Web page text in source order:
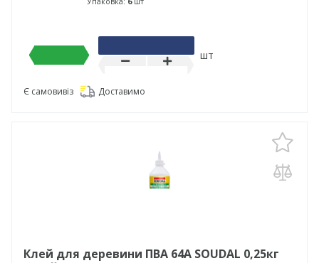
шт
Є самовивіз Доставимо
Клей для деревини ПВА 64А SOUDAL 0,25кг